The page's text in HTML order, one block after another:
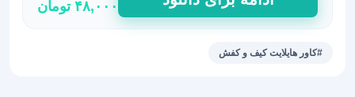
خام
هایلایت
استوری
۴۸,۰۰۰ تومان
#کاور هایلایت کیف و کفش